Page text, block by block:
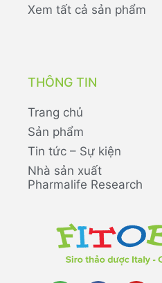
Xem tất cả sản phẩm
THÔNG TIN
Trang chủ
Sản phẩm
Tin tức – Sự kiện
Nhà sản xuất
Pharmalife Research